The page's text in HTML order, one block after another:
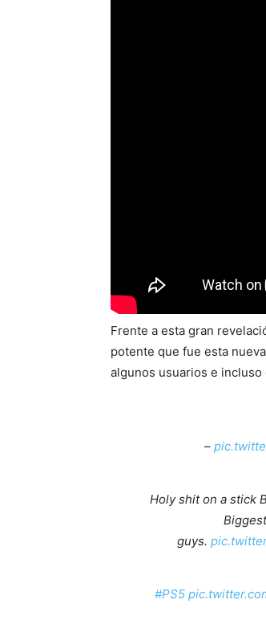
Frente a esta gran
potente que fue esta
algunos usuarios e
–
Holy shit on a stick
guys.
#PS5